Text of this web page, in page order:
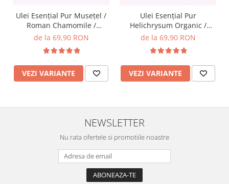
Ulei Esențial Pur Musețel /
Roman Chamomile /
Anthemis Nobilis 5ml /
| nJoy Nature
de la 69,90 RON
VEZI VARIANTE
Ulei Esențial Pur
Helichrysum Organic /
Immortelle / Helichrysum
Aromaterapie Sigura | nJoy
Nature
de la 69,90 RON
VEZI VARIANTE
NEWSLETTER
Nu rata ofertele si promotiile noastre